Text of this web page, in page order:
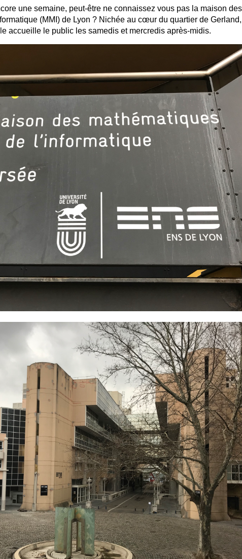
une semaine, peut-être ne connaissez vous pas la maison des
(MMI) de Lyon ? Nichée au cœur du quartier de
accueille le public les samedis et mercredis après-midis.